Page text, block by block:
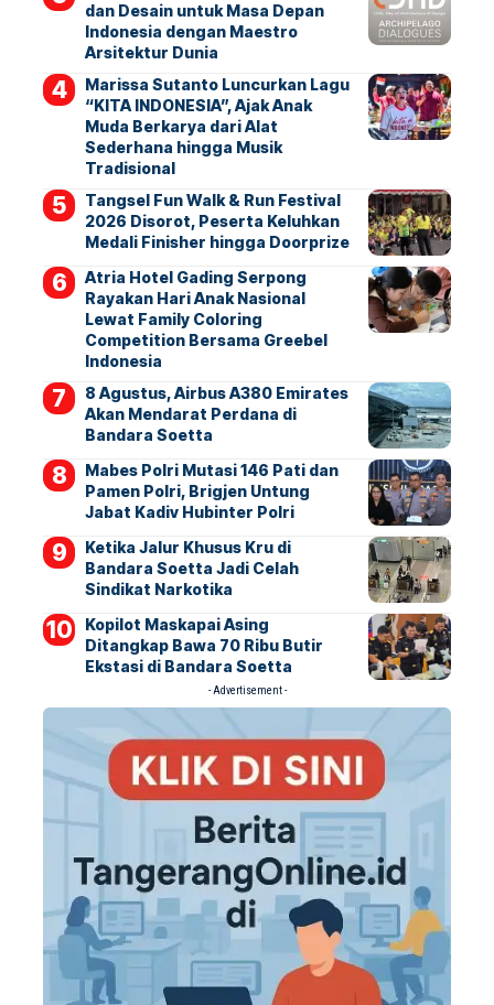
dan Desain untuk Masa Depan
Indonesia dengan Maestro
Arsitektur Dunia
Marissa Sutanto Luncurkan Lagu
“KITA INDONESIA”, Ajak Anak
Muda Berkarya dari Alat
Sederhana hingga Musik
Tradisional
Tangsel Fun Walk & Run Festival
2026 Disorot, Peserta Keluhkan
Medali Finisher hingga Doorprize
Atria Hotel Gading Serpong
Rayakan Hari Anak Nasional
Lewat Family Coloring
Competition Bersama Greebel
Indonesia
8 Agustus, Airbus A380 Emirates
Akan Mendarat Perdana di
Bandara Soetta
Mabes Polri Mutasi 146 Pati dan
Pamen Polri, Brigjen Untung
Jabat Kadiv Hubinter Polri
Ketika Jalur Khusus Kru di
Bandara Soetta Jadi Celah
Sindikat Narkotika
Kopilot Maskapai Asing
Ditangkap Bawa 70 Ribu Butir
Ekstasi di Bandara Soetta
- Advertisement -